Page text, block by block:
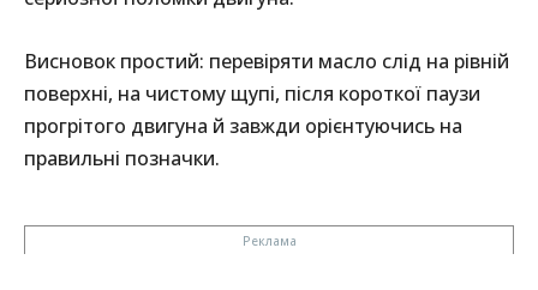
Висновок простий: перевіряти масло слід на рівній
поверхні, на чистому щупі, після короткої паузи
прогрітого двигуна й завжди орієнтуючись на
правильні позначки.